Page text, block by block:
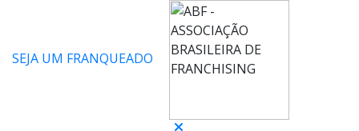
SEJA UM FRANQUEADO